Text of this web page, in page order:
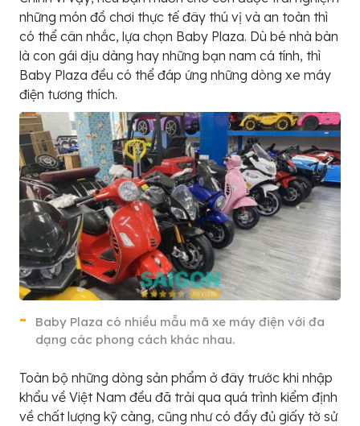
những món đồ chơi thực tế đây thú vị và an toàn thì
có thể cân nhắc, lựa chọn Baby Plaza. Dù bé nhà bàn
là con gái dịu dàng hay những bạn nam cá tính, thì
Baby Plaza đều có thể đáp ứng những dòng xe máy
điện tương thích.
Baby Plaza có nhiều mẫu mã xe máy điện với đa
dạng các phong cách khác nhau.
Toàn bộ những dòng sản phẩm ở đây trước khi nhập
khẩu về Việt Nam đều đã trải qua quá trình kiểm định
về chất lượng kỹ càng, cũng như có đầy đủ giấy tờ sử